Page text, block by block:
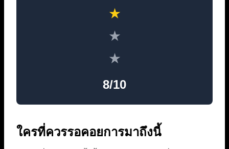
★
★
★
8/10
ใครที่ควรรอคอยการมาถึงนี้